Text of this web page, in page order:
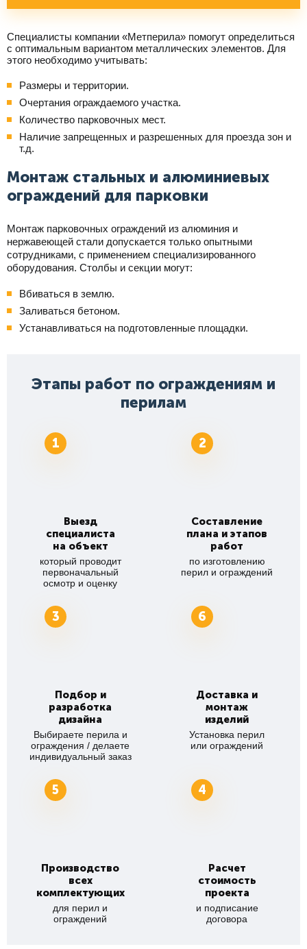
Специалисты компании «Метперила» помогут определиться
с оптимальным вариантом металлических элементов. Для
этого необходимо учитывать:
Размеры и территории.
Очертания ограждаемого участка.
Количество парковочных мест.
Наличие запрещенных и разрешенных для проезда зон и
т.д.
Монтаж стальных и алюминиевых
ограждений для парковки
Монтаж парковочных ограждений из алюминия и
нержавеющей стали допускается только опытными
сотрудниками, с применением специализированного
оборудования. Столбы и секции могут:
Вбиваться в землю.
Заливаться бетоном.
Устанавливаться на подготовленные площадки.
Этапы работ по ограждениям и
перилам
1
Выезд
специалиста
на объект
который проводит
первоначальный
осмотр и оценку
2
Составление
плана и этапов
работ
по изготовлению
перил и ограждений
3
Подбор и
разработка
дизайна
Выбираете перила и
ограждения / делаете
индивидуальный заказ
6
Доставка и
монтаж
изделий
Установка перил
или ограждений
5
Производство
всех
комплектующих
для перил и
ограждений
4
Расчет
стоимость
проекта
и подписание
договора